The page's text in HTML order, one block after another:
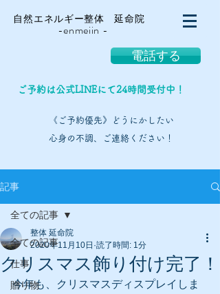
自然エネルギー整体 延命院
-enmeiin -
電話する
ご予約は公式LINEにて24時間受付中！
《ご予約優先》どうにかしたい
心身の不調、ご連絡ください！
記事
全ての記事
仕事
贈り物
全ての記事
クリスマス飾り付け完了！
整体 延命院
2020年11月10日 読了時間: 1分
今年も、クリスマスディスプレイしま